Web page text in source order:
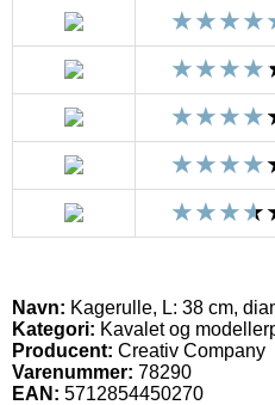
Navn: Kagerulle, L: 38 cm,
Kategori: Kavalet og
Producent: Creativ Company
Varenummer: 78290
EAN: 5712854450270